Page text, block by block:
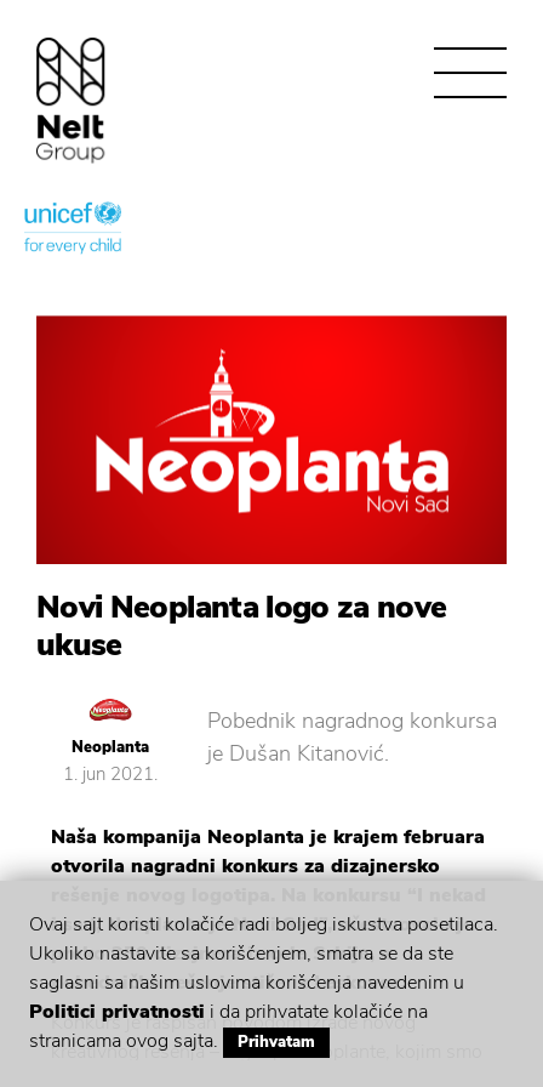
Novi Neoplanta logo za nove
ukuse
Neoplanta
1. jun 2021.
Pobednik nagradnog konkursa
je Dušan Kitanović.
Naša kompanija Neoplanta je krajem februara
otvorila nagradni konkurs za dizajnersko
i sad, Neoplanta je Novi Sad”, učestvovalo je
preko 250 dizajnera iz cele Srbije, a
pobedničko rešenje stiže iz Leskovca.
Konkurs je raspisan povodom izrade novog
kreativnog rešenja – logotipa Neoplante, kojim smo
Ovaj sajt koristi kolačiće radi boljeg iskustva posetilaca.
Ukoliko nastavite sa korišćenjem, smatra se da ste
saglasni sa našim uslovima korišćenja navedenim u
Politici privatnosti i da prihvatate kolačiće na
stranicama ovog sajta.
Prihvatam